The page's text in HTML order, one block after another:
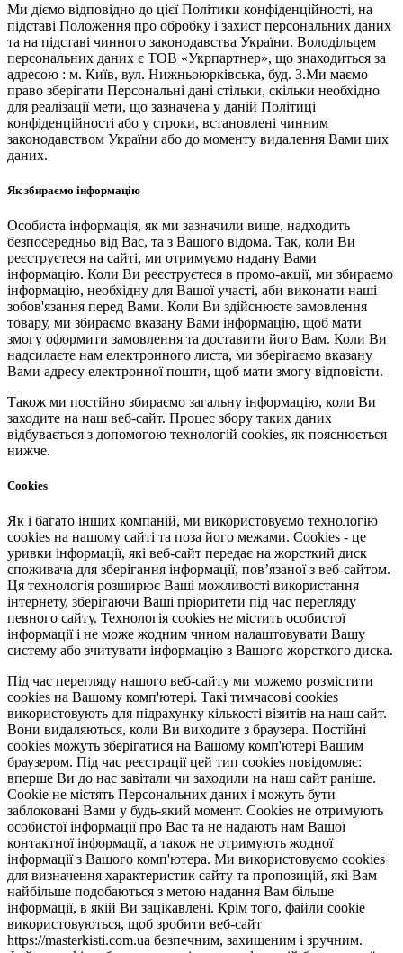
Ми діємо відповідно до цієї Політики конфіденційності, на
підставі Положення про обробку і захист персональних даних
та на підставі чинного законодавства України. Володільцем
персональних даних є ТОВ «Укрпартнер», що знаходиться за
адресою : м. Київ, вул. Нижньоюркiвська, буд. 3.Ми маємо
право зберігати Персональні дані стільки, скільки необхідно
для реалізації мети, що зазначена у даній Політиці
конфіденційності або у строки, встановлені чинним
законодавством України або до моменту видалення Вами цих
даних.
Як збираємо інформацію
Особиста інформація, як ми зазначили вище, надходить
безпосередньо від Вас, та з Вашого відома. Так, коли Ви
реєструєтеся на сайті, ми отримуємо надану Вами
інформацію. Коли Ви реєструєтеся в промо-акції, ми збираємо
інформацію, необхідну для Вашої участі, аби виконати наші
зобов'язання перед Вами. Коли Ви здійснюєте замовлення
товару, ми збираємо вказану Вами інформацію, щоб мати
змогу оформити замовлення та доставити його Вам. Коли Ви
надсилаєте нам електронного листа, ми зберігаємо вказану
Вами адресу електронної пошти, щоб мати змогу відповісти.
Також ми постійно збираємо загальну інформацію, коли Ви
заходите на наш веб-сайт. Процес збору таких даних
відбувається з допомогою технологій cookies, як пояснюється
нижче.
Cookies
Як і багато інших компаній, ми використовуємо технологію
cookies на нашому сайті та поза його межами. Cookies - це
уривки інформації, які веб-сайт передає на жорсткий диск
споживача для зберігання інформації, пов’язаної з веб-сайтом.
Ця технологія розширює Ваші можливості використання
інтернету, зберігаючи Ваші пріоритети під час перегляду
певного сайту. Технологія cookies не містить особистої
інформації і не може жодним чином налаштовувати Вашу
систему або зчитувати інформацію з Вашого жорсткого диска.
Під час перегляду нашого веб-сайту ми можемо розмістити
cookies на Вашому комп'ютері. Такі тимчасові cookies
використовують для підрахунку кількості візитів на наш сайт.
Вони видаляються, коли Ви виходите з браузера. Постійні
cookies можуть зберігатися на Вашому комп'ютері Вашим
браузером. Під час реєстрації цей тип cookies повідомляє:
вперше Ви до нас завітали чи заходили на наш сайт раніше.
Cookie не містять Персональних даних і можуть бути
заблоковані Вами у будь-який момент. Сookies не отримують
особистої інформації про Вас та не надають нам Вашої
контактної інформації, а також не отримують жодної
інформації з Вашого комп'ютера. Ми використовуємо cookies
для визначення характеристик сайту та пропозицій, які Вам
найбільше подобаються з метою надання Вам більше
інформації, в якій Ви зацікавлені. Крім того, файли cookie
використовуються, щоб зробити веб-сайт
https://masterkisti.com.ua безпечним, захищеним і зручним.